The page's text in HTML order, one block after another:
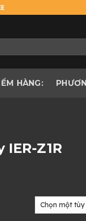
HÀNG:
IER-Z1R